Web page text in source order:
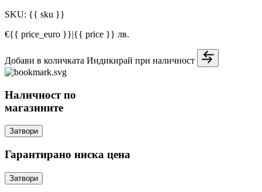
SKU: {{ sku }}
€{{ price_euro }}|{{ price }} лв.
Добави в количката Индикирай при наличност
Наличност по
магазините
Затвори
Гарантирано ниска цена
Затвори